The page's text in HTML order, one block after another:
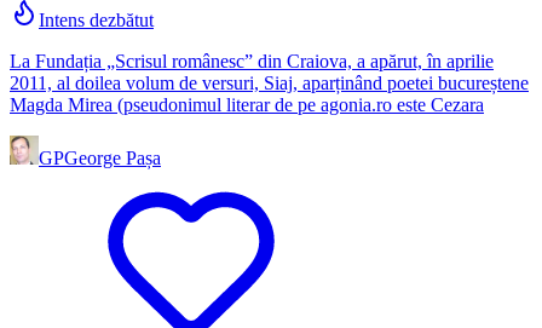
Intens dezbătut
La Fundația „Scrisul românesc” din Craiova, a apărut, în aprilie
2011, al doilea volum de versuri, Siaj, aparținând poetei bucureștene
Magda Mirea (pseudonimul literar de pe agonia.ro este Cezara
GPGeorge Pașa